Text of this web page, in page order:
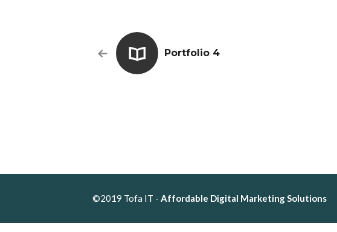
Portfolio 4
©2019 Tofa IT - Affordable Digital Marketing Solutions